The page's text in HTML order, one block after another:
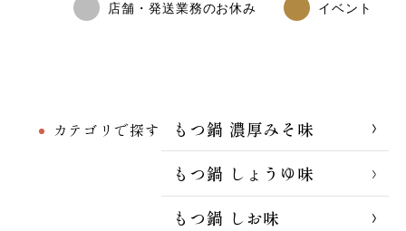
カテゴリで探す
もつ鍋 濃厚みそ味
もつ鍋 しょうゆ味
もつ鍋 しお味
店舗・発送業務のお休み イベント